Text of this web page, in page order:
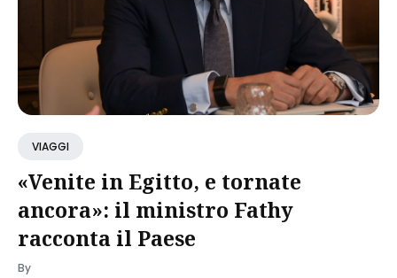
VIAGGI
«Venite in Egitto, e tornate
ancora»: il ministro Fathy
racconta il Paese
By